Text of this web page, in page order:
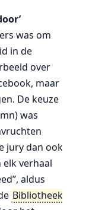
was om
in de
over
maar
De keuze
was
jury dan ook
verhaal
aldus
Bibliotheek